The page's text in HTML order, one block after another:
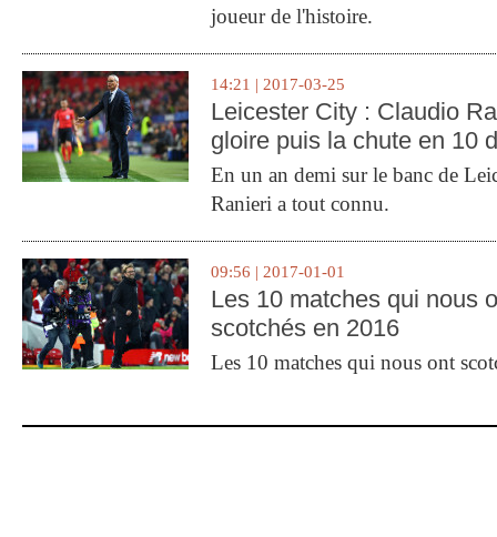
joueur de l'histoire.
14:21 | 2017-03-25
Leicester City : Claudio
gloire puis la chute en 10
En un an demi sur le banc de
Ranieri a tout connu.
09:56 | 2017-01-01
Les 10 matches qui nous
scotchés en 2016
Les 10 matches qui nous ont